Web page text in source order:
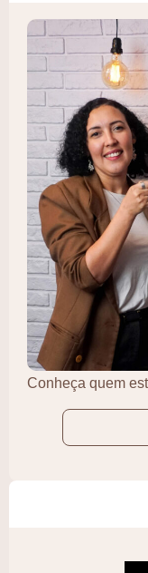
Conheça quem